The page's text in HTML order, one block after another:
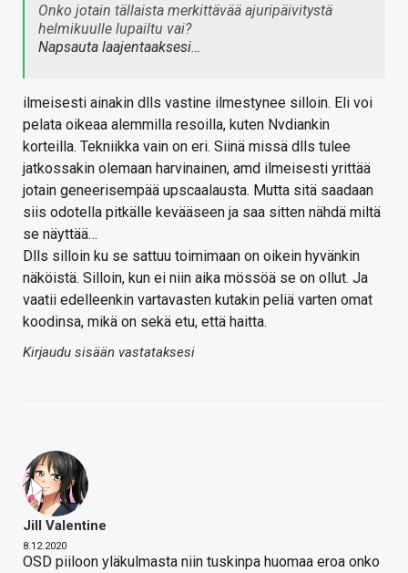
Onko jotain tällaista merkittävää ajuripäivitystä
helmikuulle lupailtu vai?
Napsauta laajentaaksesi…
ilmeisesti ainakin dlls vastine ilmestynee silloin. Eli voi
pelata oikeaa alemmilla resoilla, kuten Nvdiankin
korteilla. Tekniikka vain on eri. Siinä missä dlls tulee
jatkossakin olemaan harvinainen, amd ilmeisesti yrittää
jotain geneerisempää upscaalausta. Mutta sitä saadaan
siis odotella pitkälle kevääseen ja saa sitten nähdä miltä
se näyttää…
Dlls silloin ku se sattuu toimimaan on oikein hyvänkin
näköistä. Silloin, kun ei niin aika mössöä se on ollut. Ja
vaatii edelleenkin vartavasten kutakin peliä varten omat
koodinsa, mikä on sekä etu, että haitta.
Kirjaudu sisään vastataksesi
Jill Valentine
8.12.2020
OSD piiloon yläkulmasta niin tuskinpa huomaa eroa onko